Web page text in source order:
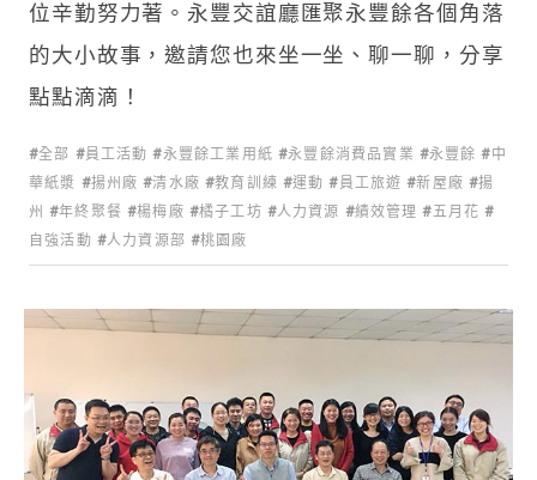
位辛勤努力著。永豐交誼廳匯聚永豐餘各個角落
的大小故事，邀請您也來坐一坐、聊一聊，分享
點點滴滴！
全部 員工活動 永豐餘工業用紙 永豐餘消費品實業 永豐餘
中
華紙漿
揚州廠 清水廠 教育訓練 運動 員工旅遊 新屋廠
揚
州
年終聚餐 楊梅廠 橘子工坊 人力資源 績效管理
五月花
自強活動
人力資源部 桃園廠